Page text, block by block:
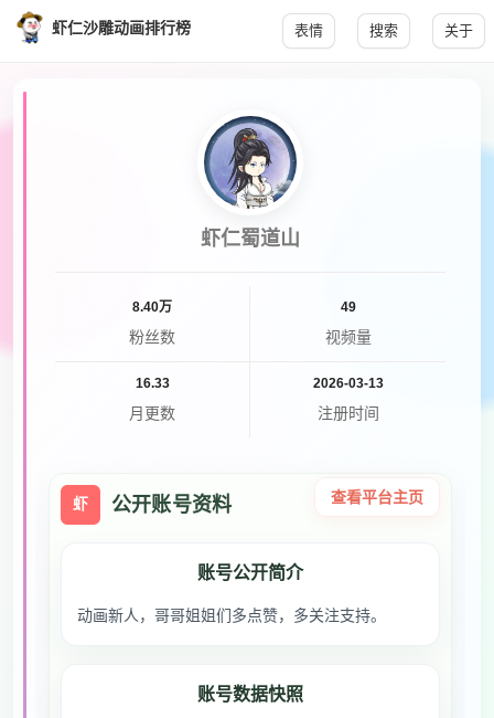
虾仁沙雕动画排行榜 表情 搜索 关于
虾仁蜀道山
8.40万
粉丝数
49
视频量
16.33
月更数
2026-03-13
注册时间
虾 公开账号资料 查看平台主页
账号公开简介
动画新人，哥哥姐姐们多点赞，多关注支持。
账号数据快照